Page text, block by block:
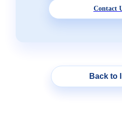
Contact
Back to